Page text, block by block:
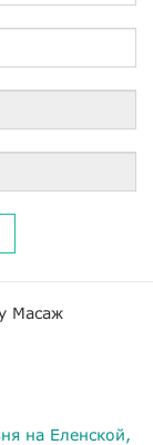
Масаж
на Еленской,